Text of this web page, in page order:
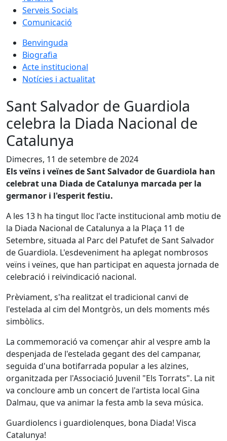
Serveis Socials
Comunicació
Benvinguda
Biografia
Acte institucional
Notícies i actualitat
Sant Salvador de Guardiola
celebra la Diada Nacional de
Catalunya
Dimecres, 11 de setembre de 2024
Els veïns i veïnes de Sant Salvador de Guardiola han
celebrat una Diada de Catalunya marcada per la
germanor i l'esperit festiu.
A les 13 h ha tingut lloc l'acte institucional amb motiu de
la Diada Nacional de Catalunya a la Plaça 11 de
Setembre, situada al Parc del Patufet de Sant Salvador
de Guardiola. L'esdeveniment ha aplegat nombrosos
veïns i veïnes, que han participat en aquesta jornada de
celebració i reivindicació nacional.
Prèviament, s'ha realitzat el tradicional canvi de
l'estelada al cim del Montgròs, un dels moments més
simbòlics.
La commemoració va començar ahir al vespre amb la
despenjada de l'estelada gegant des del campanar,
seguida d'una botifarrada popular a les alzines,
organitzada per l'Associació Juvenil "Els Torrats". La nit
va concloure amb un concert de l'artista local Gina
Dalmau, que va animar la festa amb la seva música.
Guardiolencs i guardiolenques, bona Diada! Visca
Catalunya!